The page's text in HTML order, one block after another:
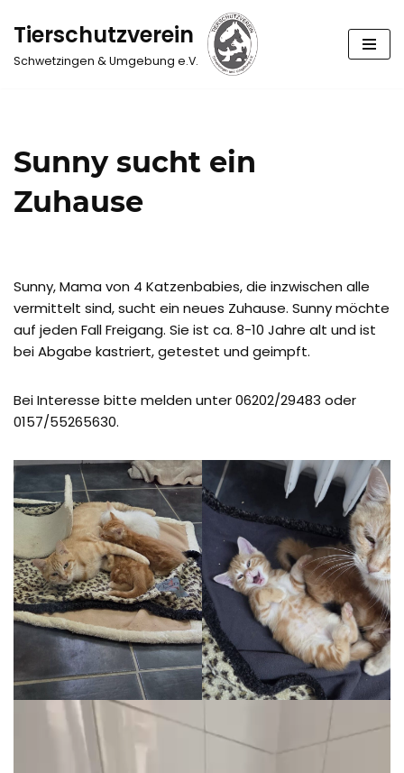
Zum
Inhalt
Tierschutzverein
Schwetzingen & Umgebung e.V.
Sunny sucht ein
Zuhause
Sunny, Mama von 4 Katzenbabies, die inzwischen alle
vermittelt sind, sucht ein neues Zuhause. Sunny möchte
auf jeden Fall Freigang. Sie ist ca. 8-10 Jahre alt und ist
bei Abgabe kastriert, getestet und geimpft.
Bei Interesse bitte melden unter 06202/29483 oder
0157/55265630.